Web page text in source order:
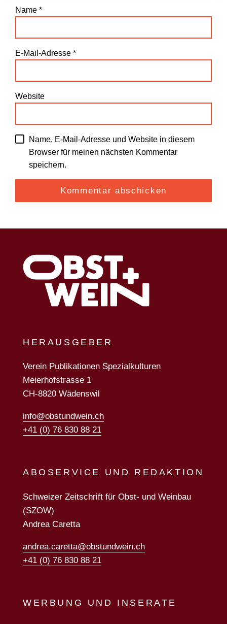
Name *
E-Mail-Adresse *
Website
Name, E-Mail-Adresse und Website in diesem
Browser für meinen nächsten Kommentar
speichern.
HERAUSGEBER
Verein Publikationen Spezialkulturen
Meierhofstrasse 1
CH-8820 Wädenswil
info@obstundwein.ch
+41 (0) 76 830 88 21
ABOSERVICE UND REDAKTION
Schweizer Zeitschrift für Obst- und Weinbau
(SZOW)
Andrea Caretta
andrea.caretta@obstundwein.ch
+41 (0) 76 830 88 21
WERBUNG UND INSERATE